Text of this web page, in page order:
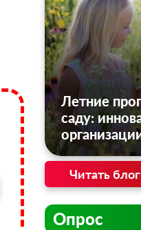
Летние
саду:
Читать
Опрос